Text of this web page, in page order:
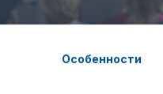
Особенности